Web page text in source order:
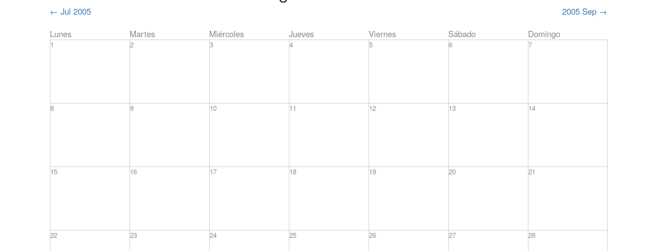
← Jul 2005 2005 Sep →
Lunes
Martes Miércoles Jueves Viernes Sábado Domingo
1 2 3 4 5 6 7
8 9 10 11 12 13 14
15 16 17 18 19 20 21
22 23 24 25 26 27 28